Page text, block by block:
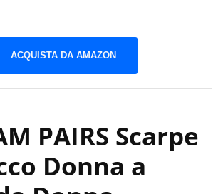
ACQUISTA DA AMAZON
PAIRS Scarpe
Donna a